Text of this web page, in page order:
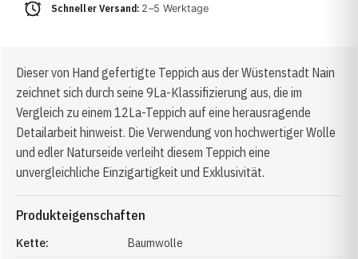
Schneller Versand: 2–5 Werktage
Dieser von Hand gefertigte Teppich aus der Wüstenstadt Nain
zeichnet sich durch seine 9La-Klassifizierung aus, die im
Vergleich zu einem 12La-Teppich auf eine herausragende
Detailarbeit hinweist. Die Verwendung von hochwertiger Wolle
und edler Naturseide verleiht diesem Teppich eine
unvergleichliche Einzigartigkeit und Exklusivität.
Produkteigenschaften
Kette:
Baumwolle